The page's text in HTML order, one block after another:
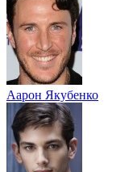
Аарон Якубенко